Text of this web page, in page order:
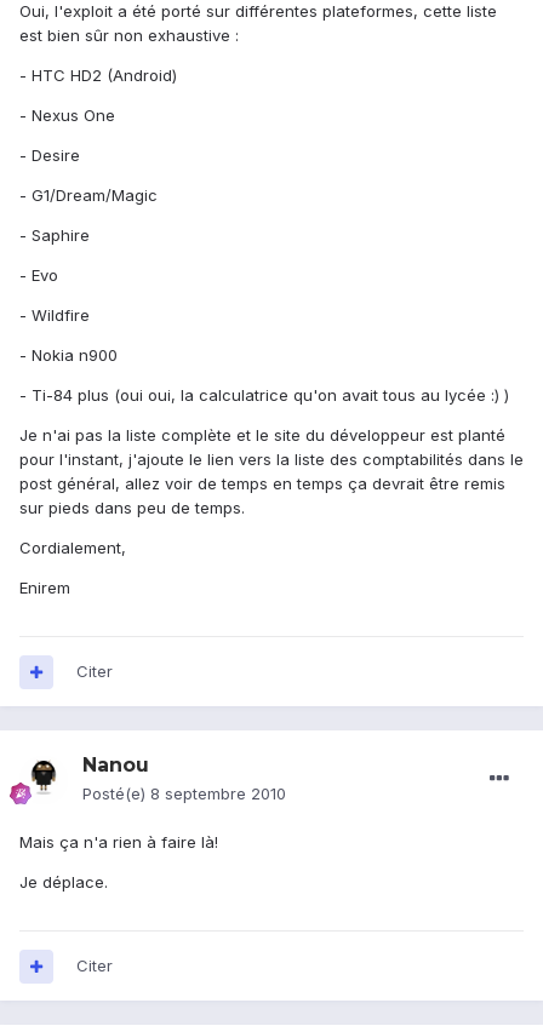
Oui, l'exploit a été porté sur différentes plateformes, cette liste
est bien sûr non exhaustive :
- HTC HD2 (Android)
- Nexus One
- Desire
- G1/Dream/Magic
- Saphire
- Evo
- Wildfire
- Nokia n900
- Ti-84 plus (oui oui, la calculatrice qu'on avait tous au lycée :) )
Je n'ai pas la liste complète et le site du développeur est planté
pour l'instant, j'ajoute le lien vers la liste des comptabilités dans le
post général, allez voir de temps en temps ça devrait être remis
sur pieds dans peu de temps.
Cordialement,
Enirem
Citer
Nanou
Posté(e) 8 septembre 2010
Mais ça n'a rien à faire là!
Je déplace.
Citer